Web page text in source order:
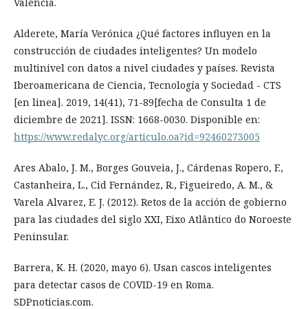
Alderete, María Verónica ¿Qué factores influyen en la
construcción de ciudades inteligentes? Un modelo
multinivel con datos a nivel ciudades y países. Revista
Iberoamericana de Ciencia, Tecnología y Sociedad - CTS
[en linea]. 2019, 14(41), 71-89[fecha de Consulta 1 de
diciembre de 2021]. ISSN: 1668-0030. Disponible en:
https://www.redalyc.org/articulo.oa?id=92460273005
Ares Abalo, J. M., Borges Gouveia, J., Cárdenas Ropero, F.,
Castanheira, L., Cid Fernández, R., Figueiredo, A. M., &
Varela Alvarez, E. J. (2012). Retos de la acción de gobierno
para las ciudades del siglo XXI, Eixo Atlântico do Noroeste
Peninsular.
Barrera, K. H. (2020, mayo 6). Usan cascos inteligentes
para detectar casos de COVID-19 en Roma.
SDPnoticias.com.